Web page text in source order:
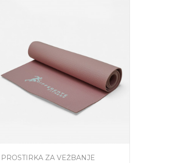
PROSTIRKA ZA VEŽBANJE